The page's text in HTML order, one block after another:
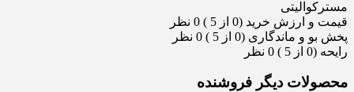
قیمت و ارزش خرید (0 از 5 )
0 نظر
پخش بو و ماندگاری (0 از 5 )
0 نظر
رایحه (0 از 5 )
0 نظر
محصولات دیگر فروشنده